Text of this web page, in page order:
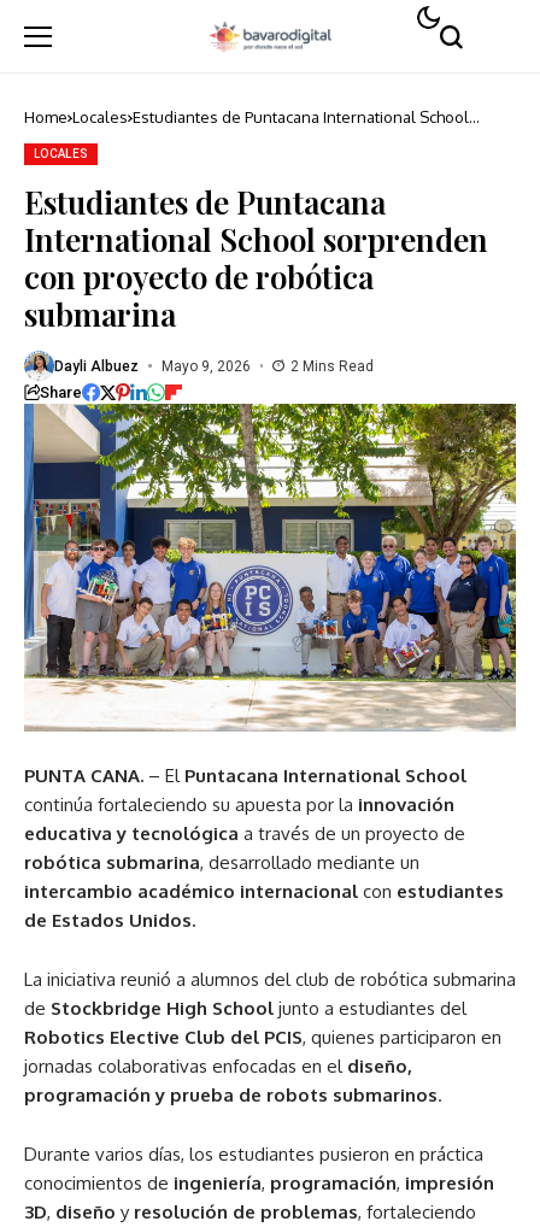
Home Locales Estudiantes de Puntacana International School
LOCALES
Estudiantes de Puntacana
International School sorprenden
con proyecto de robótica
submarina
Dayli Albuez Mayo 9, 2026 2 Mins Read
Share
PUNTA CANA. – El Puntacana International School
continúa fortaleciendo su apuesta por la innovación
educativa y tecnológica a través de un proyecto de
robótica submarina, desarrollado mediante un
intercambio académico internacional con estudiantes
de Estados Unidos.
La iniciativa reunió a alumnos del club de robótica submarina
de Stockbridge High School junto a estudiantes del
Robotics Elective Club del PCIS, quienes participaron en
jornadas colaborativas enfocadas en el diseño,
programación y prueba de robots submarinos.
Durante varios días, los estudiantes pusieron en práctica
conocimientos de ingeniería, programación, impresión
3D, diseño y resolución de problemas, fortaleciendo